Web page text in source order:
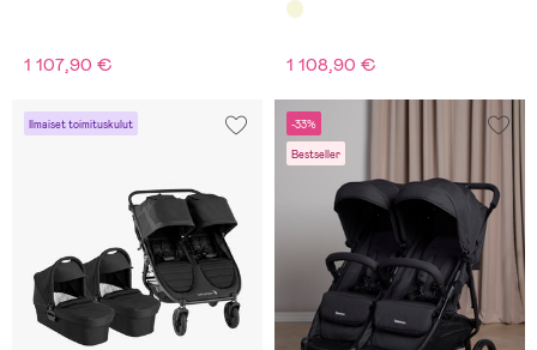
1 107,90 €
Beige/Taupe
1 108,90 €
Ilmaiset toimituskulut -33%
Bestseller